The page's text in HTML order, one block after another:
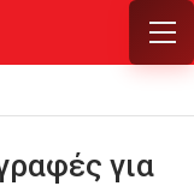
για